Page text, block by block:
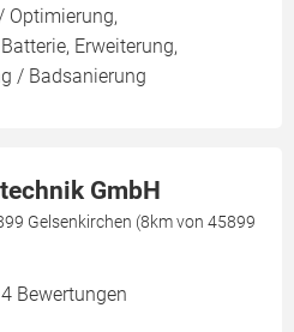
Optimierung,
Erweiterung,
/ Badsanierung
GmbH
Gelsenkirchen (8km von 45899
Bewertungen